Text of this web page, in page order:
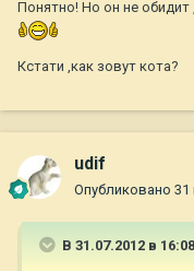
Понятно! Но он не обидит
Кстати ,как зовут кота?
udif
Опубликовано 31
В 31.07.2012 в